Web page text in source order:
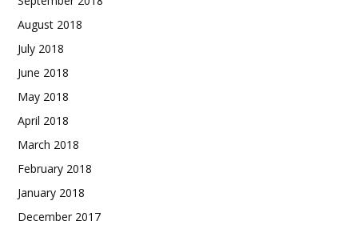
August 2018
July 2018
June 2018
May 2018
April 2018
March 2018
February 2018
January 2018
December 2017